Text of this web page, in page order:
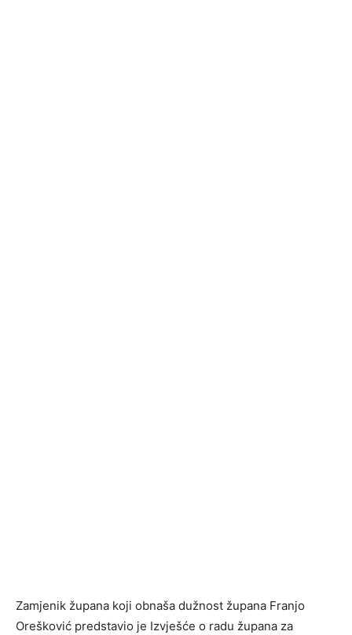
Zamjenik župana koji obnaša dužnost župana Franjo
Orešković predstavio je Izvješće o radu župana za